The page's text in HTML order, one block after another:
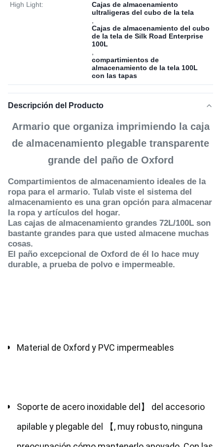
High Light:
Cajas de almacenamiento
ultraligeras del cubo de la tela
Cajas de almacenamiento del cubo
de la tela de Silk Road Enterprise
100L
compartimientos de
almacenamiento de la tela 100L
con las tapas
Descripción del Producto
Armario que organiza imprimiendo la caja
de almacenamiento plegable transparente
grande del paño de Oxford
Compartimientos de almacenamiento ideales de la
ropa para el armario. Tulab viste el sistema del
almacenamiento es una gran opción para almacenar
la ropa y artículos del hogar.
Las cajas de almacenamiento grandes 72L/100L son
bastante grandes para que usted almacene muchas
cosas.
El paño excepcional de Oxford de él lo hace muy
durable, a prueba de polvo e impermeable.
Material de Oxford y PVC impermeables
Soporte de acero inoxidable del】 del accesorio
apilable y plegable del 【, muy robusto, ninguna